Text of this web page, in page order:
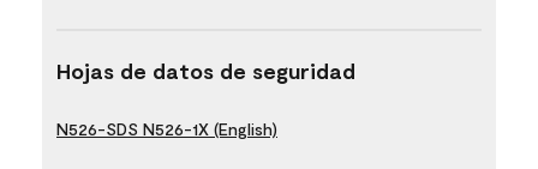
Hojas de datos de seguridad
N526-SDS N526-1X (English)